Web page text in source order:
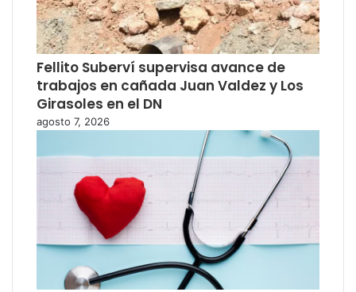
Fellito Suberví supervisa avance de
trabajos en cañada Juan Valdez y Los
Girasoles en el DN
agosto 7, 2026